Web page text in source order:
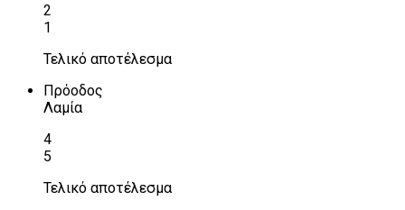
2
1
Τελικό αποτέλεσμα
Πρόοδος
Λαμία
4
5
Τελικό αποτέλεσμα